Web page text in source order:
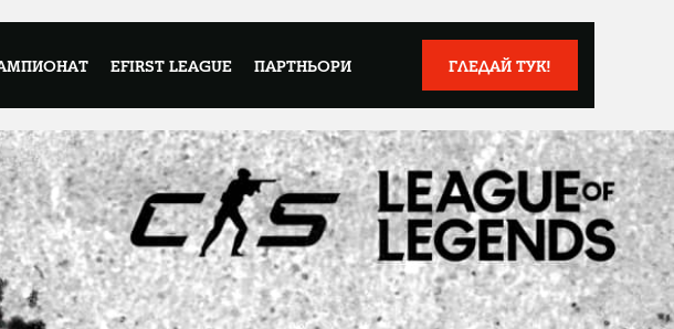
EFIRST LEAGUE ПАРТНЬОРИ ГЛЕДАЙ ТУК!